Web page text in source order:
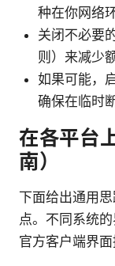
种在你网络
关闭不必要
则）来减少
如果可能，
确保在临时
在各平台
南）
下面给出通用
点。不同系统
官方客户端界面